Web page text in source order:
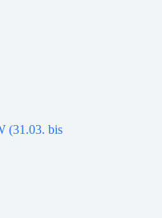
(31.03. bis